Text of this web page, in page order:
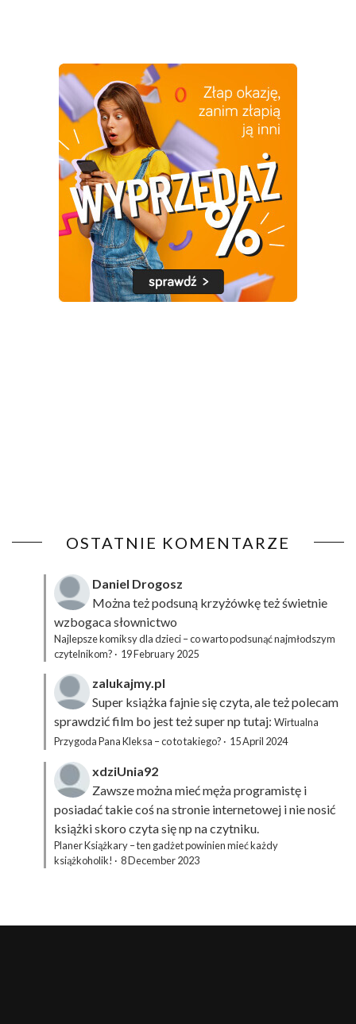
OSTATNIE KOMENTARZE
Daniel Drogosz
Można też podsuną krzyżówkęteż świetnie
wzbogaca słownictwo
Najlepsze komiksy dla dzieci – co warto podsunąć najmłodszym
czytelnikom? · 19 February 2025
zalukajmy.pl
Super książka fajnie się czyta, ale też polecam
sprawdzić film bo jest też super np tutaj: Wirtualna
Przygoda Pana Kleksa – co to takiego? · 15 April 2024
xdziUnia92
Zawsze można mieć męża programistę i
posiadać takie coś na stronie internetowej i nie nosić
książki skoro czyta się np na czytniku.
Planer Książkary – ten gadżet powinien mieć każdy
książkoholik! · 8 December 2023